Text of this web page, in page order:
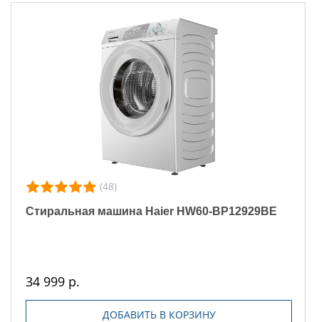
(48)
Стиральная машина Haier HW60-BP12929BE
34 999 р.
ДОБАВИТЬ В КОРЗИНУ